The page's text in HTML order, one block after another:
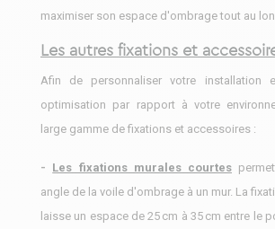
maximiser son espace d'ombrage tout au
Les autres fixations et
Afin de personnaliser votre installation
optimisation par rapport à votre
large gamme de fixations et accessoires :
- Les fixations murales courtes
angle de la voile d'ombrage à un mur. La
laisse un espace de 25 cm à 35 cm entre le